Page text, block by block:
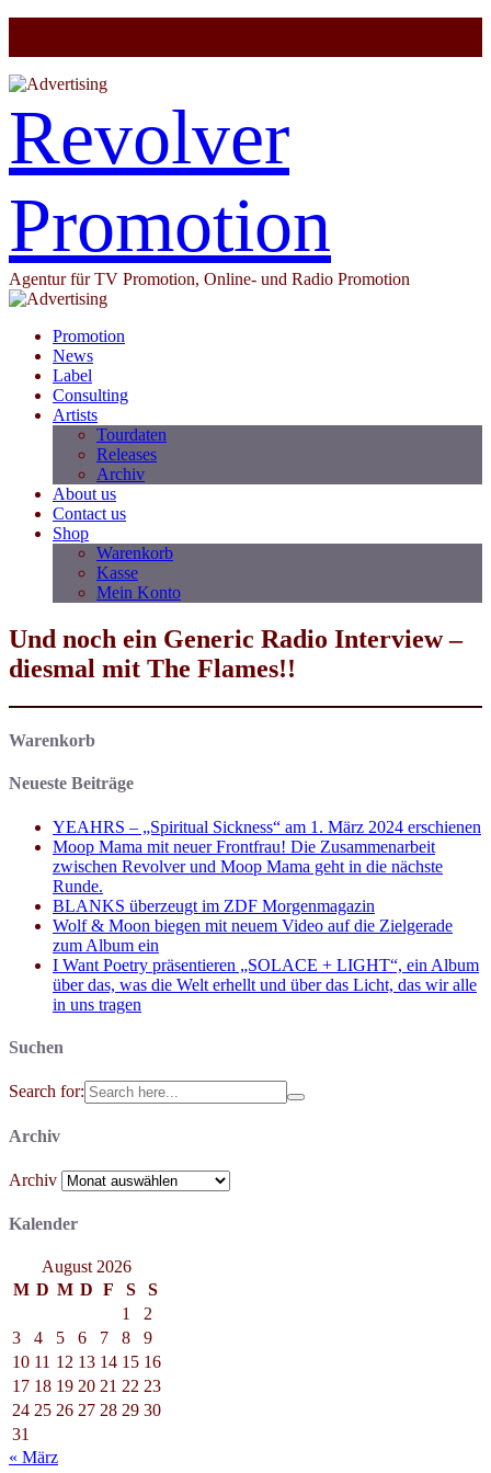
Revolver
Promotion
Agentur für TV Promotion, Online- und Radio Promotion
Promotion
News
Label
Consulting
Artists
Tourdaten
Releases
Archiv
About us
Contact us
Shop
Warenkorb
Kasse
Mein Konto
Und noch ein Generic Radio Interview –
diesmal mit The Flames!!
Warenkorb
Neueste Beiträge
YEAHRS – „Spiritual Sickness“ am 1. März 2024 erschienen
Moop Mama mit neuer Frontfrau! Die Zusammenarbeit
zwischen Revolver und Moop Mama geht in die nächste
Runde.
BLANKS überzeugt im ZDF Morgenmagazin
Wolf & Moon biegen mit neuem Video auf die Zielgerade
zum Album ein
I Want Poetry präsentieren „SOLACE + LIGHT“, ein Album
über das, was die Welt erhellt und über das Licht, das wir alle
in uns tragen
Suchen
Search for:
Archiv
Archiv
Kalender
August 2026
M D M D F S
S
1
2
3
4 5 6 7 8
9
10 11 12 13 14 15 16
17 18 19 20 21 22 23
24 25 26 27 28 29 30
31
« März